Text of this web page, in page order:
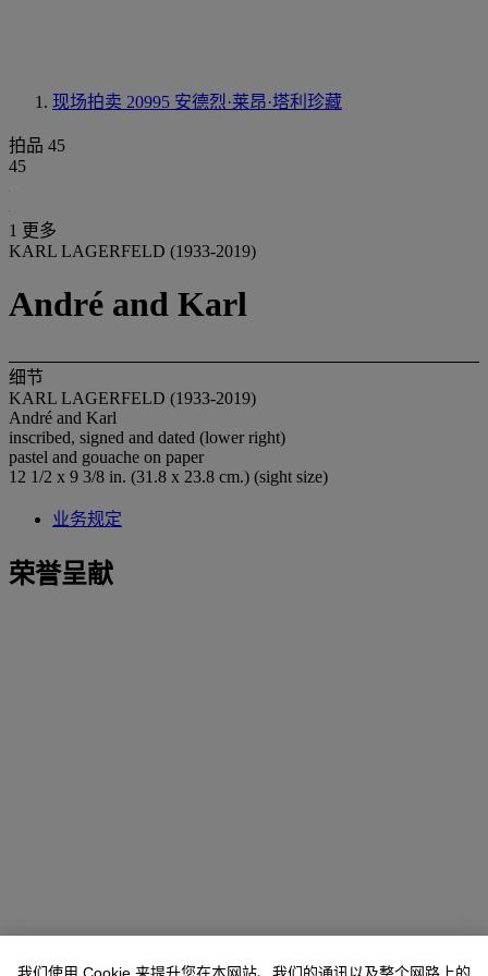
现场拍卖 20995 安德烈·莱昂·塔利珍藏
拍品 45
45
1 更多
KARL LAGERFELD (1933-2019)
André and Karl
细节
KARL LAGERFELD (1933-2019)
André and Karl
inscribed, signed and dated (lower right)
pastel and gouache on paper
12 1/2 x 9 3/8 in. (31.8 x 23.8 cm.) (sight size)
业务规定
荣誉呈献